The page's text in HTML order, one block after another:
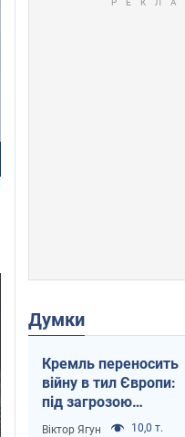
Думки
Кремль переносить
війну в тил Європи:
під загрозою
критична логістика
Віктор Ягун 10,0 т.